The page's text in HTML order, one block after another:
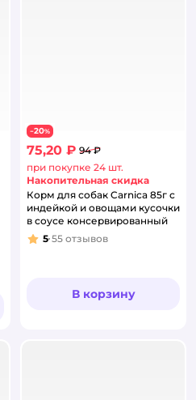
−20%
75,20 ₽ 94 ₽
при покупке 24 шт.
Накопительная скидка
Корм для собак Carnica 85г с
индейкой и овощами кусочки
в соусе консервированный
Рейтинг:
5 55 отзывов
В корзину